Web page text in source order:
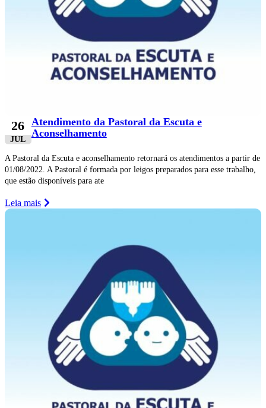
26
JUL
Atendimento da Pastoral da Escuta e
Aconselhamento
A Pastoral da Escuta e aconselhamento retornará os atendimentos a partir de
01/08/2022. A Pastoral é formada por leigos preparados para esse trabalho,
que estão disponíveis para ate
Leia mais